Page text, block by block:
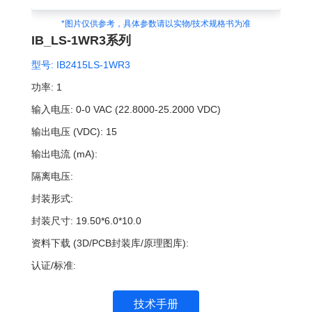
*图片仅供参考，具体参数请以实物/技术规格书为准
IB_LS-1WR3系列
型号: IB2415LS-1WR3
功率: 1
输入电压: 0-0 VAC (22.8000-25.2000 VDC)
输出电压 (VDC): 15
输出电流 (mA):
隔离电压:
封装形式:
封装尺寸: 19.50*6.0*10.0
资料下载 (3D/PCB封装库/原理图库):
认证/标准:
技术手册